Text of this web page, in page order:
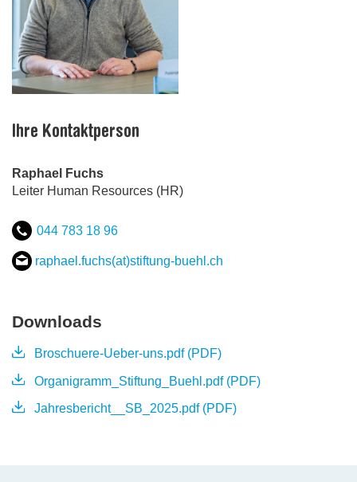
Ihre Kontaktperson
Raphael Fuchs
Leiter Human Resources (HR)
044 783 18 96
raphael.fuchs(at)stiftung-buehl .ch
Downloads
Broschuere-Ueber-uns.pdf (PDF)
Organigramm_Stiftung_Buehl.pdf (PDF)
Jahresbericht__SB_2025.pdf (PDF)